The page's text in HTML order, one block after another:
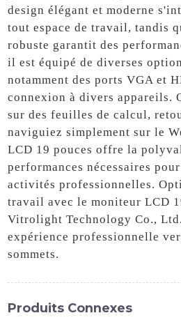
design élégant et moderne
tout espace de travail, tandis
robuste garantit des
il est équipé de diverses
notamment des ports VGA et
connexion à divers appareils.
sur des feuilles de calcul,
naviguiez simplement sur le
LCD 19 pouces offre la
performances nécessaires
activités professionnelles.
travail avec le moniteur LCD
Vitrolight Technology Co.,
expérience professionnelle
sommets.
Produits Connexes